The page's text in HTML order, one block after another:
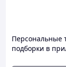
Персональные
подборки в